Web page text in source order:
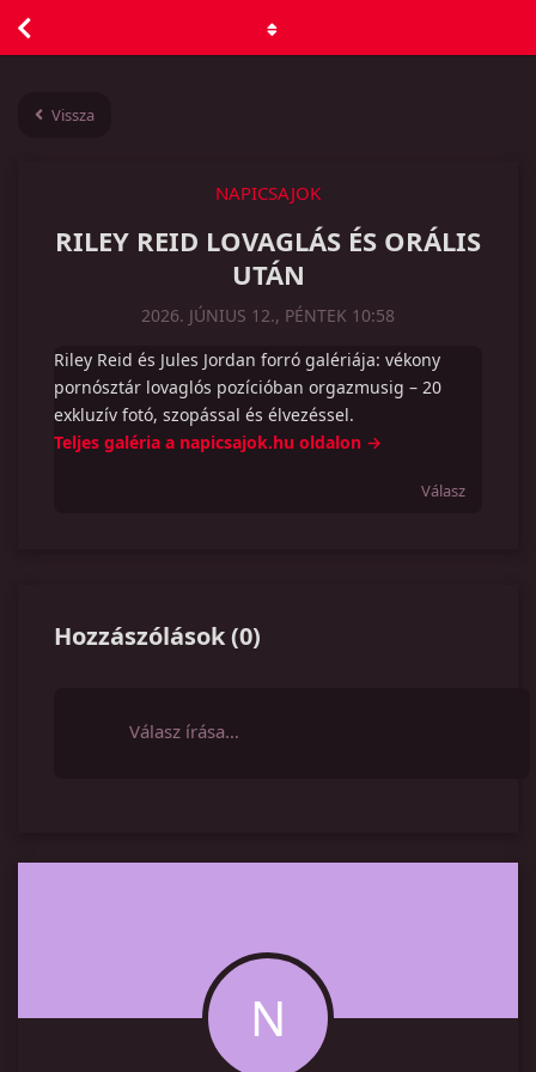
Vissza
NAPICSAJOK
RILEY REID LOVAGLÁS ÉS ORÁLIS
UTÁN
2026. JÚNIUS 12., PÉNTEK 10:58
Riley Reid és Jules Jordan forró galériája: vékony
pornósztár lovaglós pozícióban orgazmusig – 20
exkluzív fotó, szopással és élvezéssel.
Teljes galéria a napicsajok.hu oldalon →
Válasz
Hozzászólások(0)
Válasz írása…
N